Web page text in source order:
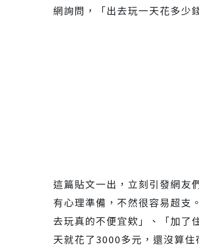
網詢問，「出去玩一天花多少
這篇貼文一出，立刻引發網友
有心理準備，不然很容易超支
去玩真的不便宜欸」、「加了
天就花了3000多元，還沒算